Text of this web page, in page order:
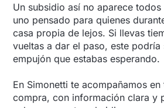
Un subsidio así no aparece
uno pensado para quienes
casa propia de lejos. Si llevas
vueltas a dar el paso, este podría
empujón que estabas esperando.
En Simonetti te acompañamos
compra, con información clara y